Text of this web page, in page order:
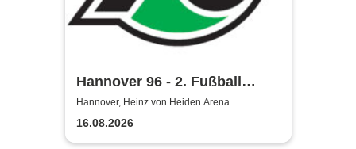
Hannover 96 - 2. Fußball
Bundesliga Saison 2026/27
Hannover, Heinz von Heiden Arena
16.08.2026